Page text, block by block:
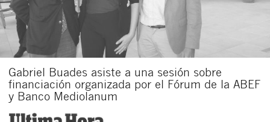
Gabriel Buades asiste a una sesión sobre
financiación organizada por el Fórum de la ABEF
y Banco Mediolanum